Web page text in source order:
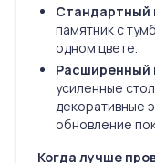
Стандартный
памятник с
одном цвете.
Расширенный
усиленные
декоративные
обновление
Когда лучше